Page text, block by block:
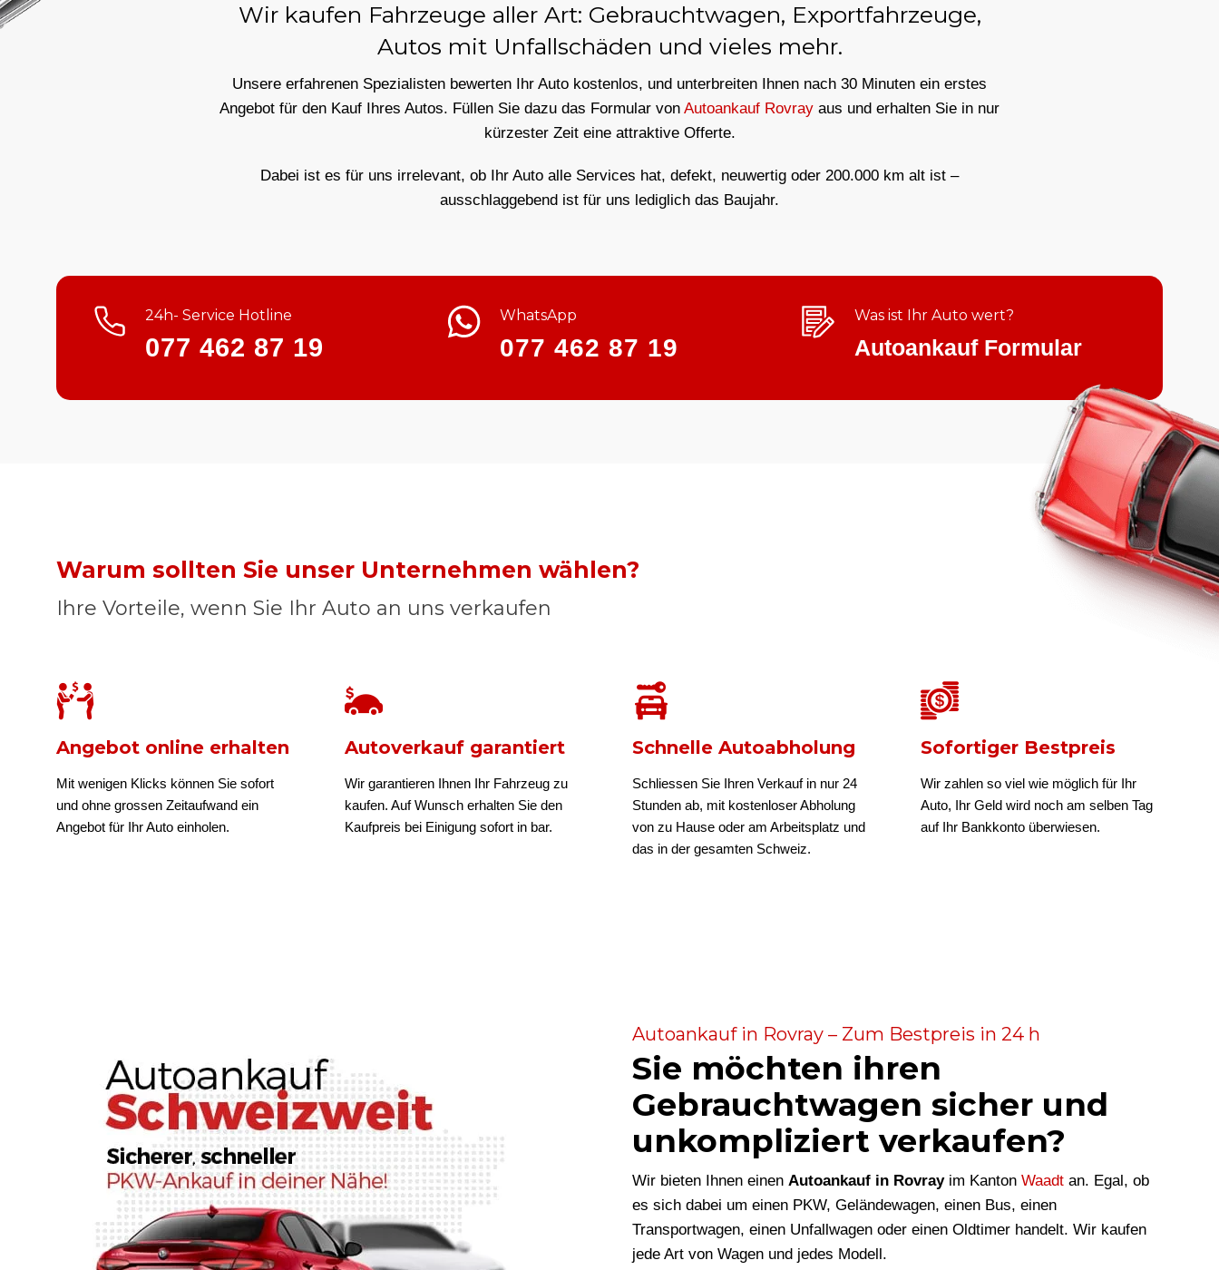
Wir kaufen Fahrzeuge aller Art: Gebrauchtwagen, Exportfahrzeuge,
Autos mit Unfallschäden und vieles mehr.
Unsere erfahrenen Spezialisten bewerten Ihr Auto kostenlos, und unterbreiten Ihnen nach 30 Minuten ein erstes
Angebot für den Kauf Ihres Autos. Füllen Sie dazu das Formular von Autoankauf Rovray aus und erhalten Sie in nur
kürzester Zeit eine attraktive Offerte.
Dabei ist es für uns irrelevant, ob Ihr Auto alle Services hat, defekt, neuwertig oder 200.000 km alt ist –
ausschlaggebend ist für uns lediglich das Baujahr.
24h- Service Hotline
077 462 87 19
WhatsApp
077 462 87 19
Was ist Ihr Auto wert?
Autoankauf Formular
Warum sollten Sie unser Unternehmen wählen?
Ihre Vorteile, wenn Sie Ihr Auto an uns verkaufen
Angebot online erhalten
Mit wenigen Klicks können Sie sofort
und ohne grossen Zeitaufwand ein
Angebot für Ihr Auto einholen.
Autoverkauf garantiert
Wir garantieren Ihnen Ihr Fahrzeug zu
kaufen. Auf Wunsch erhalten Sie den
Kaufpreis bei Einigung sofort in bar.
Schnelle Autoabholung
Schliessen Sie Ihren Verkauf in nur 24
Stunden ab, mit kostenloser Abholung
von zu Hause oder am Arbeitsplatz und
das in der gesamten Schweiz.
Sofortiger Bestpreis
Wir zahlen so viel wie möglich für Ihr
Auto, Ihr Geld wird noch am selben Tag
auf Ihr Bankkonto überwiesen.
Autoankauf in Rovray – Zum Bestpreis in 24 h
Sie möchten ihren
Gebrauchtwagen sicher und
unkompliziert verkaufen?
Wir bieten Ihnen einen Autoankauf in Rovrayim Kanton Waadt an. Egal, ob
es sich dabei um einen PKW, Geländewagen, einen Bus, einen
Transportwagen, einen Unfallwagen oder einen Oldtimer handelt. Wir kaufen
jede Art von Wagen und jedes Modell.